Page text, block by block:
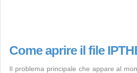
Come aprire il file
Il problema principale che appare al